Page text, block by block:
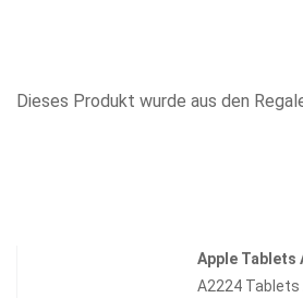
Dieses Produkt wurde aus den
Apple Tablets
A2224 Tablets